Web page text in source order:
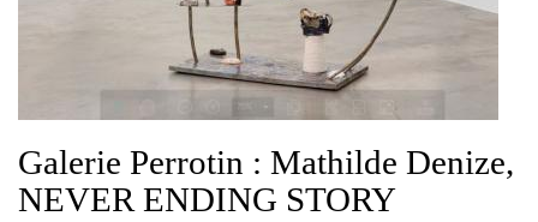
Galerie Perrotin : Mathilde Denize,
NEVER ENDING STORY